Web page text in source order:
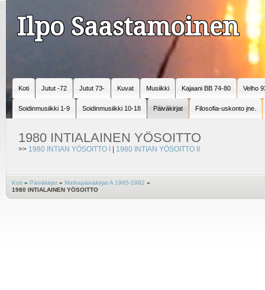
Ilpo Saastamoinen
Koti Jutut -72 Jutut 73- Kuvat Musiikki Kajaani BB 74-80 Velho
Soidinmusiikki 1-9 Soidinmusiikki 10-18 Päiväkirjat Filosofia-uskonto jne.
1980 INTIALAINEN YÖSOITTO
>> 1980 INTIAN YÖSOITTO I 1980 INTIAN YÖSOITTO II
Koti » Päiväkirjat » Matkapäiväkirjat A 1965-1982 »
1980 INTIALAINEN YÖSOITTO